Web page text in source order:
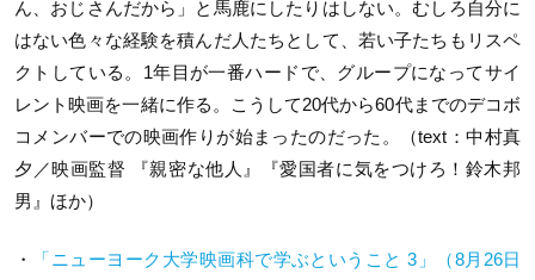
ん、おじさんだから」と馬鹿にしたりはしない。むしろ自分に
はない色々な経験を積んだ人たちとして、若い子たちもリスペ
クトしている。1年目が一番ハードで、グループになってサイ
レント映画を一緒に作る。こうして20代から60代までのデコボ
コメンバーでの映画作りが始まったのだった。（text：中村真
夕／映画監督 『親密な他人』『愛国者に気をつけろ！鈴木邦
男』ほか）
・
「ニューヨーク大学映画科で学ぶということ 3」（8月26日